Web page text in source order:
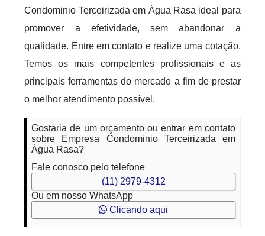
Condominio Terceirizada em Água Rasa ideal para
promover a efetividade, sem abandonar a
qualidade. Entre em contato e realize uma cotação.
Temos os mais competentes profissionais e as
principais ferramentas do mercado a fim de prestar
o melhor atendimento possível.
Gostaria de um orçamento ou entrar em contato
sobre Empresa Condominio Terceirizada em
Água Rasa?
Fale conosco pelo telefone
(11) 2979-4312
Ou em nosso WhatsApp
Clicando aqui